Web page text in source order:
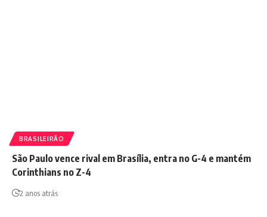
BRASILEIRÃO
São Paulo vence rival em Brasília, entra no G-4 e mantém
Corinthians no Z-4
2 anos atrás